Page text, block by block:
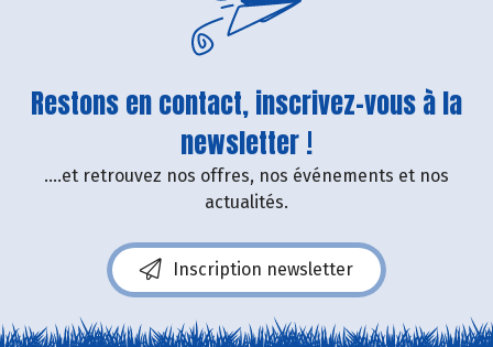
Restons en contact, inscrivez-vous à la
newsletter !
....et retrouvez nos offres, nos événements et nos
actualités.
Inscription newsletter